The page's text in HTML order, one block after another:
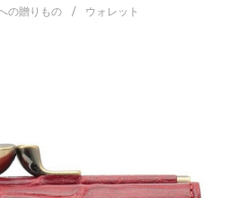
の贈りもの / ウォレット